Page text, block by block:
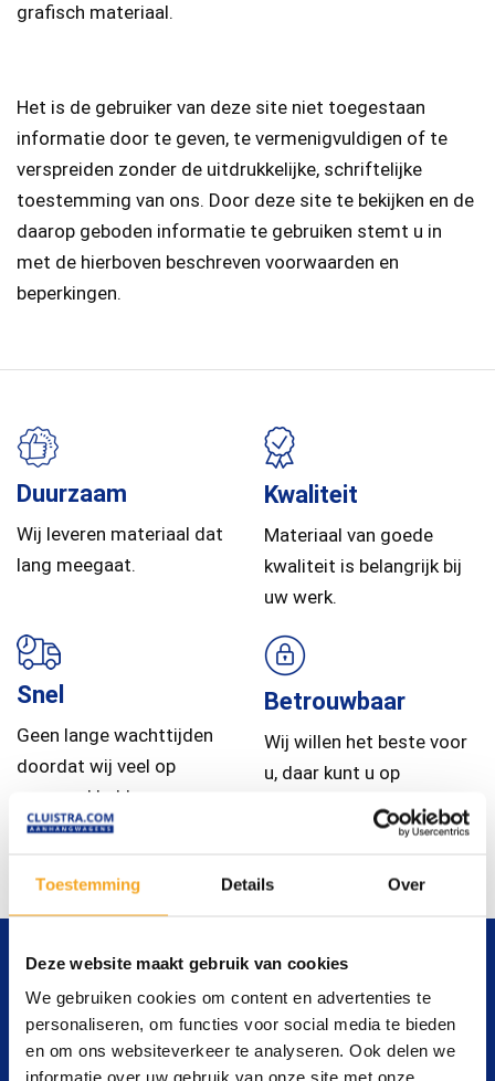
Toestemming Details Over
Deze website maakt gebruik van cookies
We gebruiken cookies om content en advertenties te
personaliseren, om functies voor social media te bieden
en om ons websiteverkeer te analyseren. Ook delen we
informatie over uw gebruik van onze site met onze
grafisch materiaal.
Het is de gebruiker van deze site niet toegestaan
informatie door te geven, te vermenigvuldigen of te
verspreiden zonder de uitdrukkelijke, schriftelijke
toestemming van ons. Door deze site te bekijken en de
daarop geboden informatie te gebruiken stemt u in
met de hierboven beschreven voorwaarden en
beperkingen.
Duurzaam
Wij leveren materiaal dat
lang meegaat.
Kwaliteit
Materiaal van goede
kwaliteit is belangrijk bij
uw werk.
Snel
Geen lange wachttijden
doordat wij veel op
voorraad hebben.
Betrouwbaar
Wij willen het beste voor
u, daar kunt u op